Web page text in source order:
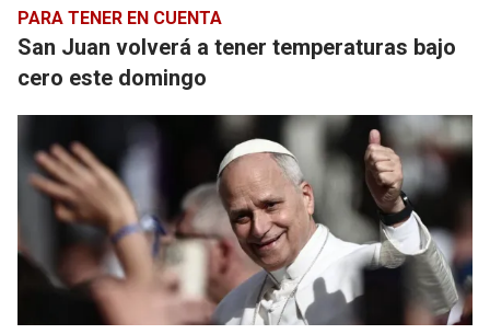
PARA TENER EN CUENTA
San Juan volverá a tener temperaturas bajo
cero este domingo